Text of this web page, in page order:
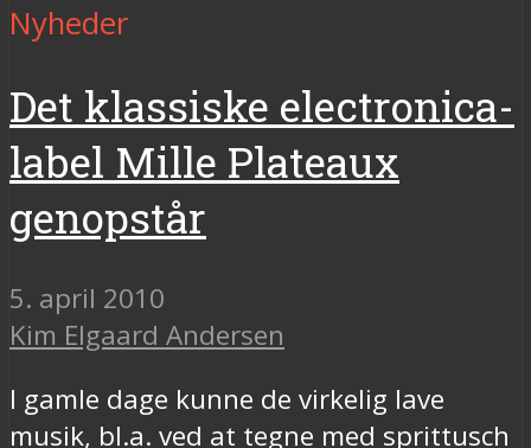
Nyheder
Det klassiske electronica-
label Mille Plateaux
genopstår
5. april 2010
Kim Elgaard Andersen
I gamle dage kunne de virkelig lave
musik, bl.a. ved at tegne med sprittusch